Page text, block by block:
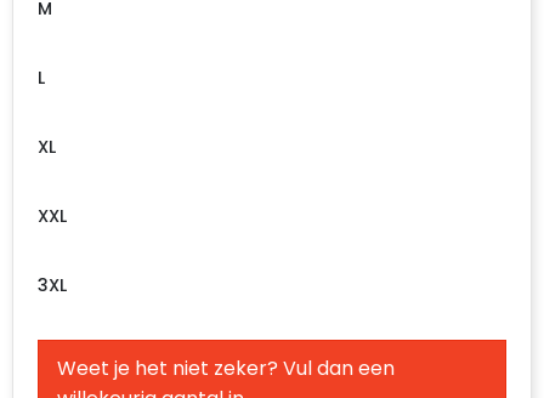
M
L
XL
XXL
3XL
Weet je het niet zeker? Vul dan een